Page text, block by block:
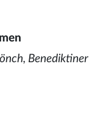
Benediktiner